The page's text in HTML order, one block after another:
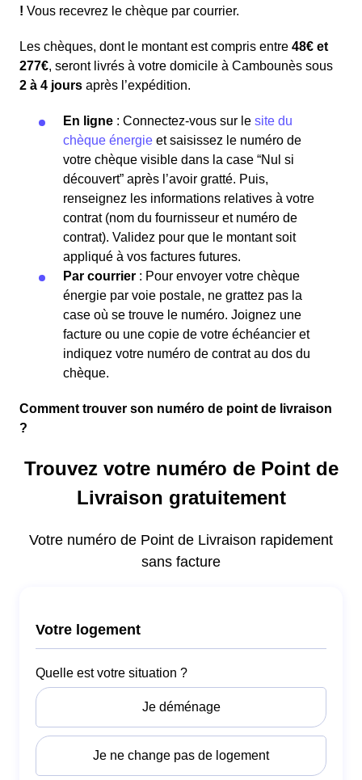
! Vous recevrez le chèque par courrier.
Les chèques, dont le montant est compris entre 48€ et
277€, seront livrés à votre domicile à Cambounès sous
2 à 4 jours après l’expédition.
En ligne : Connectez-vous sur le site du
chèque énergie et saisissez le numéro de
votre chèque visible dans la case “Nul si
découvert” après l’avoir gratté. Puis,
renseignez les informations relatives à votre
contrat (nom du fournisseur et numéro de
contrat). Validez pour que le montant soit
appliqué à vos factures futures.
Par courrier : Pour envoyer votre chèque
énergie par voie postale, ne grattez pas la
case où se trouve le numéro. Joignez une
facture ou une copie de votre échéancier et
indiquez votre numéro de contrat au dos du
chèque.
Comment trouver son numéro de point de livraison
?